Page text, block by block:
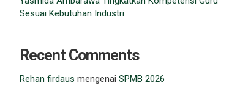
Sesuai Kebutuhan Industri
Recent Comments
Rehan firdaus mengenai SPMB 2026